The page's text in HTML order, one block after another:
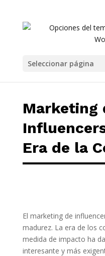
Seleccionar página
Marketing
Era de la
El marketing de
madurez. La era de los
medida de impacto ha
interesante y más